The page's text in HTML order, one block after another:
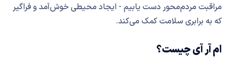
مراقبت مردم‌محور دست یابیم - ایجاد محیطی خوش‌آمد و فراگیر
که به برابری سلامت کمک می‌کند.
ام آر آی چیست؟